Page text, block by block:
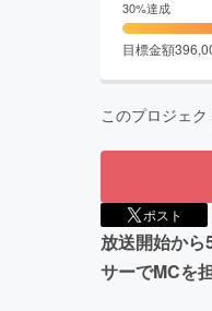
30%達成
目標金額
このプロジェク
ポスト
放送開始か
サーでMCを